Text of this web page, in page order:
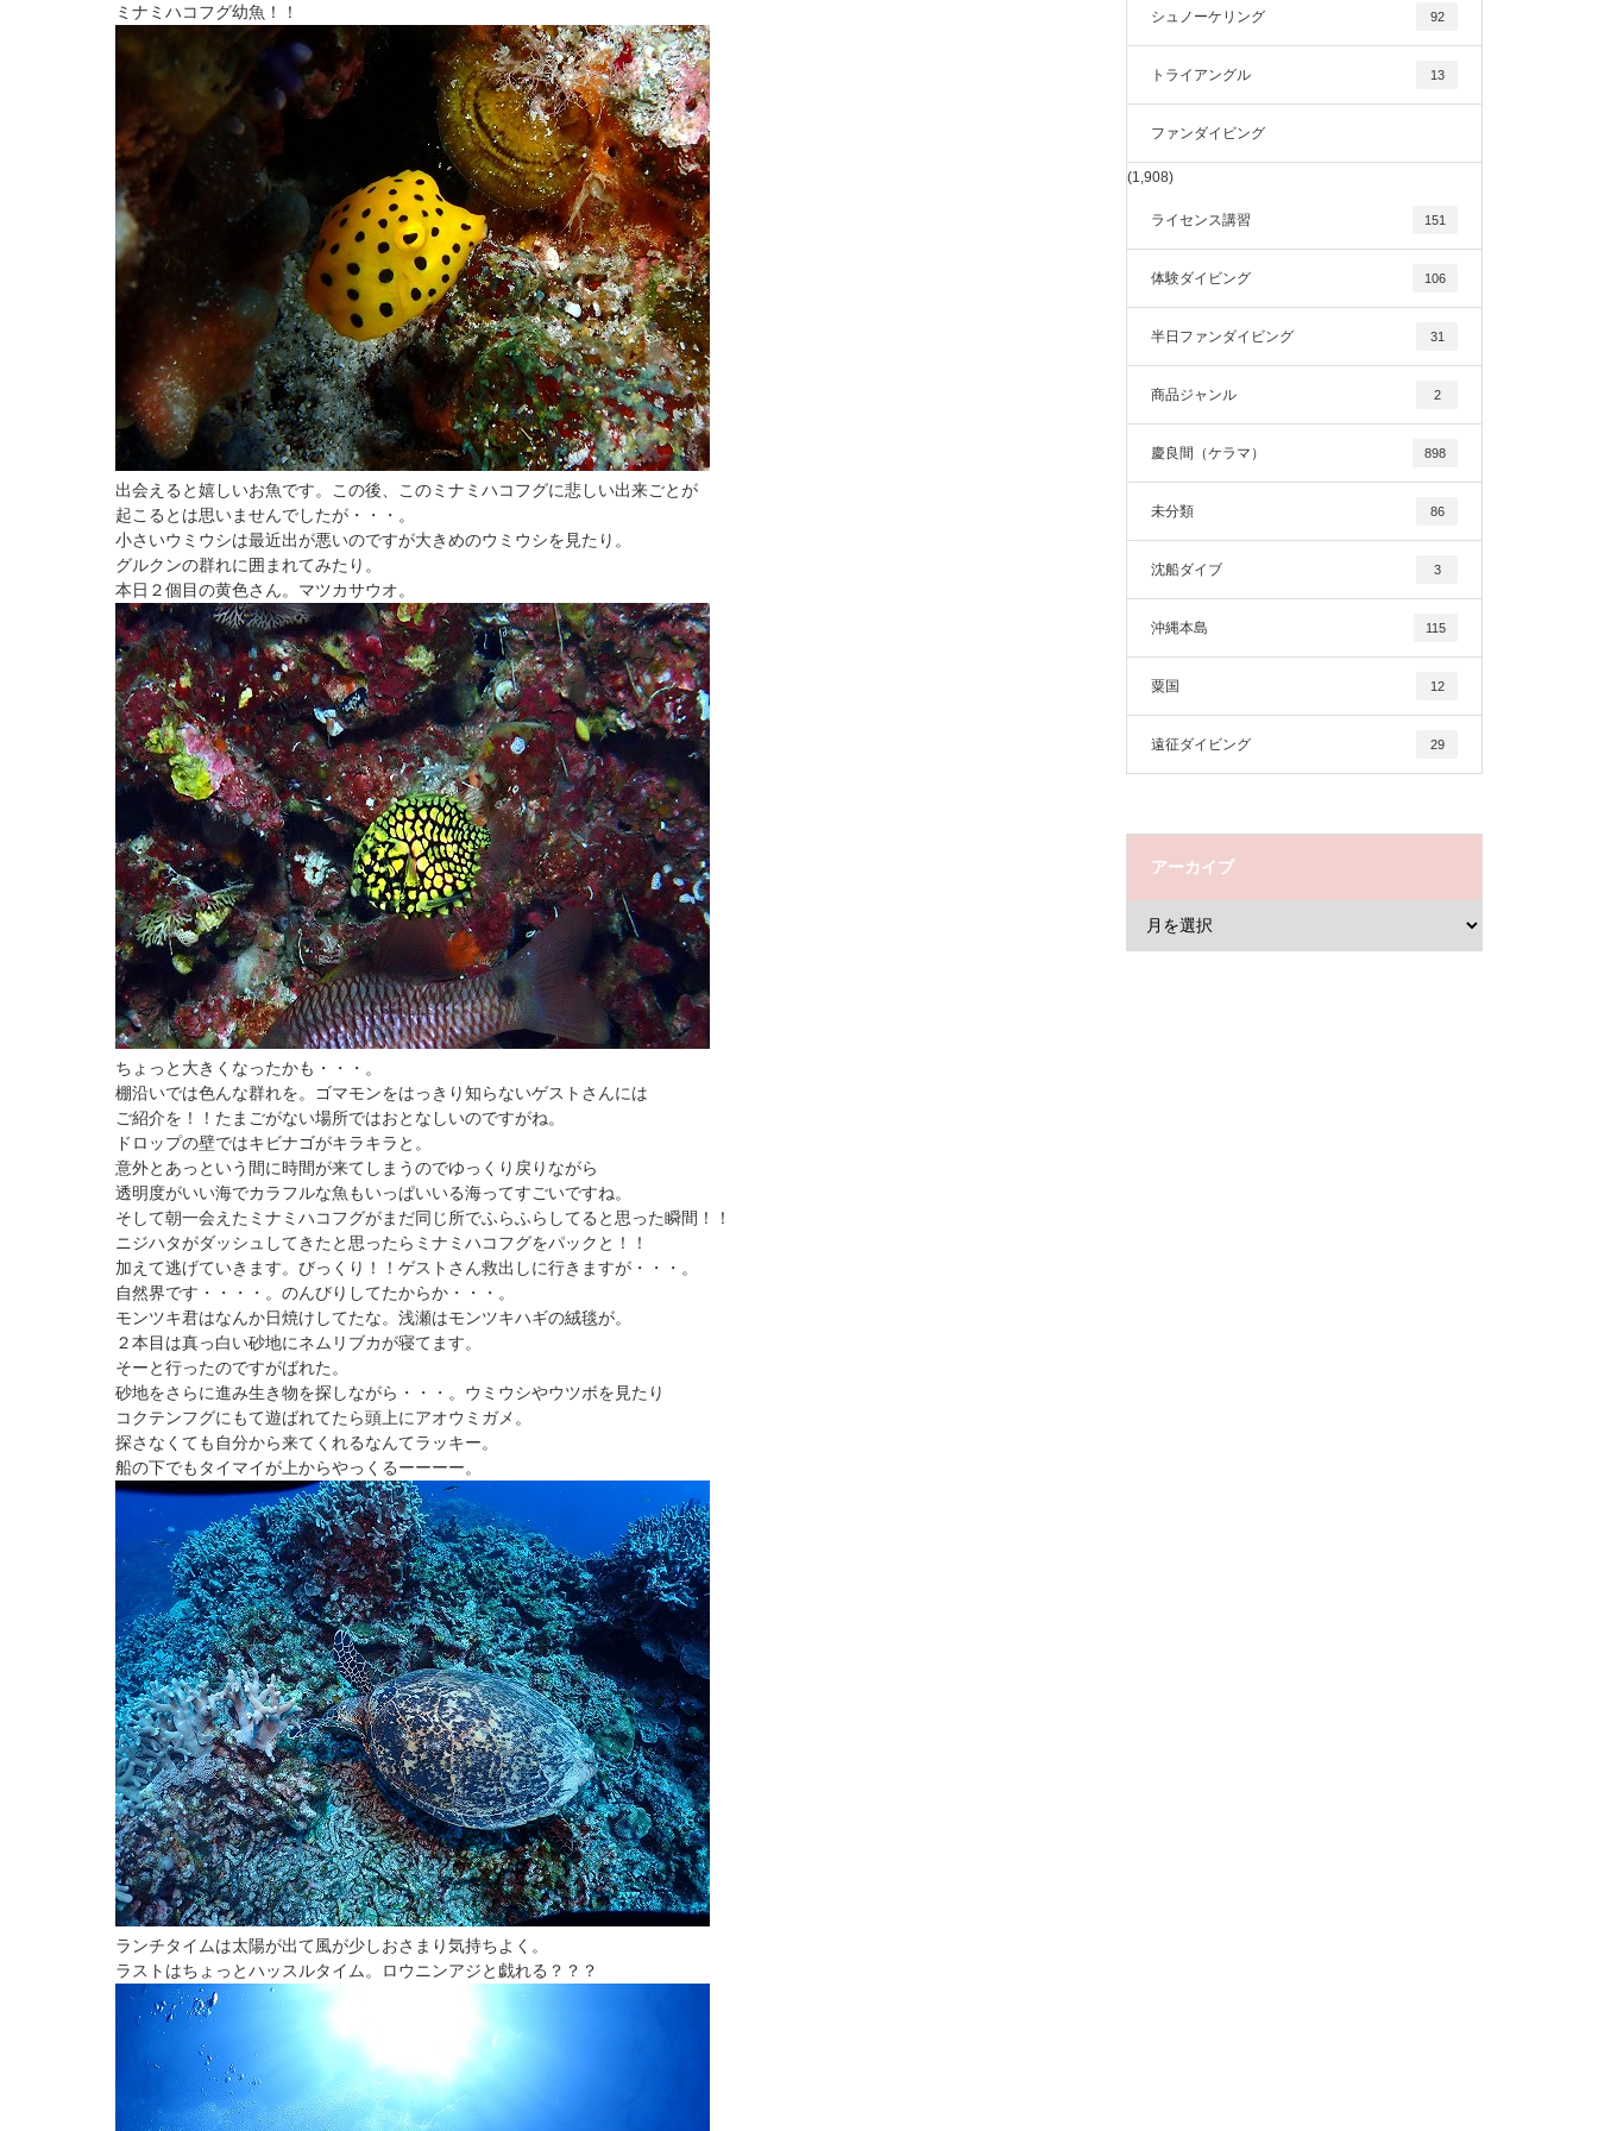
ミナミハコフグ幼魚！！
出会えると嬉しいお魚です。この後、このミナミハコフグに悲しい出来ごとが
起こるとは思いませんでしたが・・・。
小さいウミウシは最近出が悪いのですが大きめのウミウシを見たり。
グルクンの群れに囲まれてみたり。
本日２個目の黄色さん。マツカサウオ。
ちょっと大きくなったかも・・・。
棚沿いでは色んな群れを。ゴマモンをはっきり知らないゲストさんには
ご紹介を！！たまごがない場所ではおとなしいのですがね。
ドロップの壁ではキビナゴがキラキラと。
意外とあっという間に時間が来てしまうのでゆっくり戻りながら
透明度がいい海でカラフルな魚もいっぱいいる海ってすごいですね。
そして朝一会えたミナミハコフグがまだ同じ所でふらふらしてると思った瞬間！！
ニジハタがダッシュしてきたと思ったらミナミハコフグをパックと！！
加えて逃げていきます。びっくり！！ゲストさん救出しに行きますが・・・。
自然界です・・・・。のんびりしてたからか・・・。
モンツキ君はなんか日焼けしてたな。浅瀬はモンツキハギの絨毯が。
２本目は真っ白い砂地にネムリブカが寝てます。
そーと行ったのですがばれた。
砂地をさらに進み生き物を探しながら・・・。ウミウシやウツボを見たり
コクテンフグにもて遊ばれてたら頭上にアオウミガメ。
探さなくても自分から来てくれるなんてラッキー。
船の下でもタイマイが上からやっくるーーーー。
ランチタイムは太陽が出て風が少しおさまり気持ちよく。
ラストはちょっとハッスルタイム。ロウニンアジと戯れる？？？
シュノーケリング 92
トライアングル 13
ファンダイビング
(1,908)
ライセンス講習 151
体験ダイビング 106
半日ファンダイビング 31
商品ジャンル 2
慶良間（ケラマ） 898
未分類 86
沈船ダイブ 3
沖縄本島 115
粟国 12
遠征ダイビング 29
アーカイブ